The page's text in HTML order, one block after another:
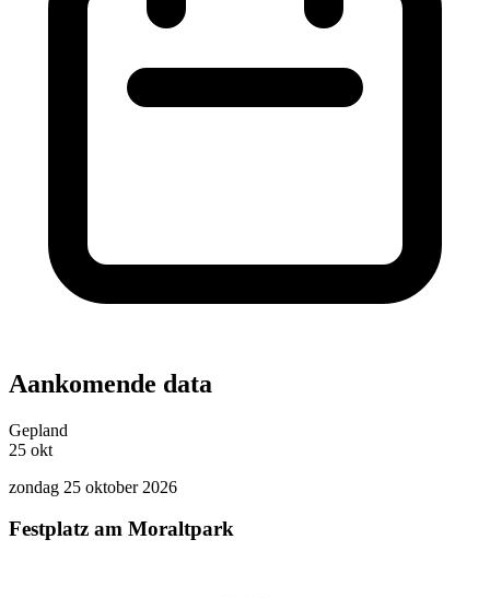
Aankomende data
Gepland
25 okt
zondag 25 oktober 2026
Festplatz am Moraltpark